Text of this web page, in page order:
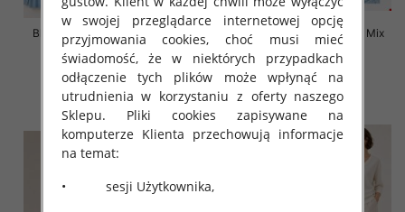
Bluzki damskie Roz L-3XL, Mix
Kolor Paczka 10 szt
42.00 zł
szczegóły
Bluzki damskie Roz L-3XL, Mix
Kolor Paczka 10 szt
42.00 zł
szczegóły
w swojej przeglądarce internetowej opcję
przyjmowania cookies, choć musi mieć
świadomość, że w niektórych przypadkach
odłączenie tych plików może wpłynąć na
utrudnienia w korzystaniu z oferty naszego
Sklepu. Pliki cookies zapisywane na
komputerze Klienta przechowują informacje
na temat:
• sesji Użytkownika,